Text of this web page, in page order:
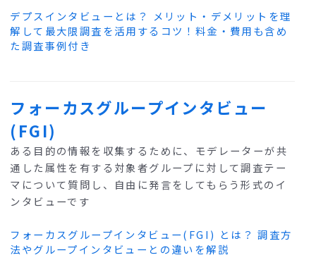
デプスインタビューとは？ メリット・デメリットを理
解して最大限調査を活用するコツ！料金・費用も含め
た調査事例付き
フォーカスグループインタビュー
(FGI)
ある目的の情報を収集するために、モデレーターが共
通した属性を有する対象者グループに対して調査テー
マについて質問し、自由に発言をしてもらう形式のイ
ンタビューです
フォーカスグループインタビュー(FGI) とは？ 調査方
法やグループインタビューとの違いを解説